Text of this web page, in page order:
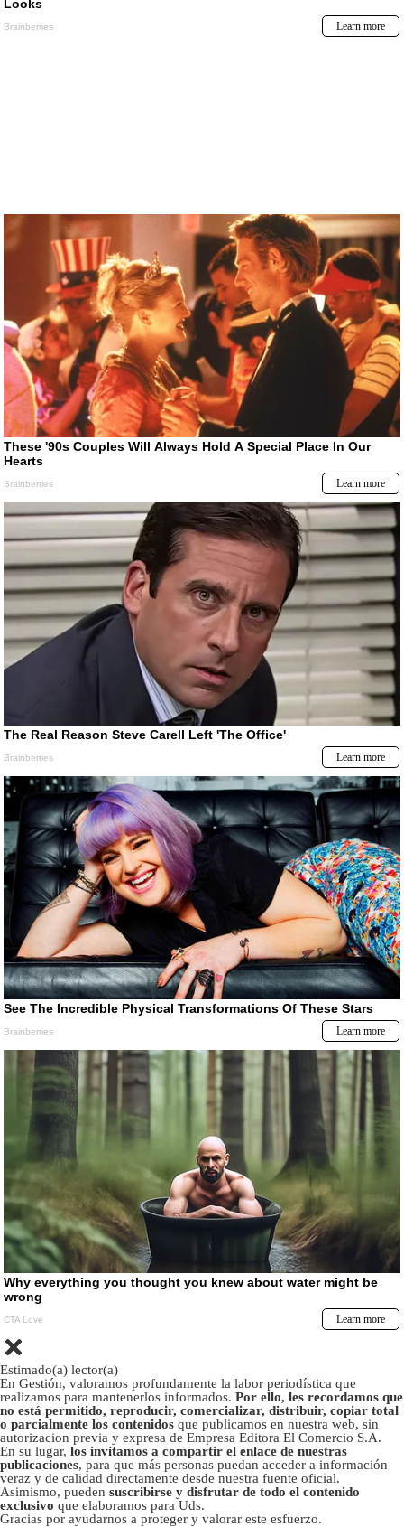
Estimado(a) lector(a)
En Gestión, valoramos profundamente la labor periodística que
realizamos para mantenerlos informados. Por ello, les recordamos que
no está permitido, reproducir, comercializar, distribuir, copiar total
o parcialmente los contenidos que publicamos en nuestra web, sin
autorizacion previa y expresa de Empresa Editora El Comercio S.A.
En su lugar, los invitamos a compartir el enlace de nuestras
publicaciones, para que más personas puedan acceder a información
veraz y de calidad directamente desde nuestra fuente oficial.
Asimismo, pueden suscribirse y disfrutar de todo el contenido
exclusivo que elaboramos para Uds.
Gracias por ayudarnos a proteger y valorar este esfuerzo.